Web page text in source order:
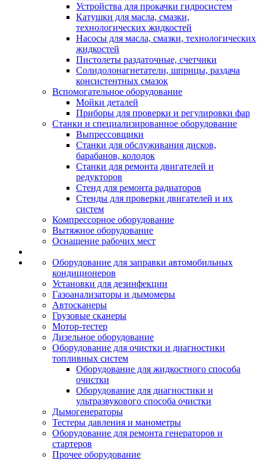
Устройства для прокачки гидросистем
Катушки для масла, смазки,
технологических жидкостей
Насосы для масла, смазки, технологических
жидкостей
Пистолеты раздаточные, счетчики
Солидолонагнетатели, шприцы, раздача
консистентных смазок
Вспомогательное оборудование
Мойки деталей
Приборы для проверки и регулировки фар
Станки и специализированное оборудование
Выпрессовщики
Станки для обслуживания дисков,
барабанов, колодок
Станки для ремонта двигателей и
редукторов
Стенд для ремонта радиаторов
Стенды для проверки двигателей и их
систем
Компрессорное оборудование
Вытяжное оборудование
Оснащение рабочих мест
Оборудование для заправки автомобильных
кондиционеров
Установки для дезинфекции
Газоанализаторы и дымомеры
Автосканеры
Грузовые сканеры
Мотор-тестер
Дизельное оборудование
Оборудование для очистки и диагностики
топливных систем
Оборудование для жидкостного способа
очистки
Оборудование для диагностики и
ультразвукового способа очистки
Дымогенераторы
Тестеры давления и манометры
Оборудование для ремонта генераторов и
стартеров
Прочее оборудование